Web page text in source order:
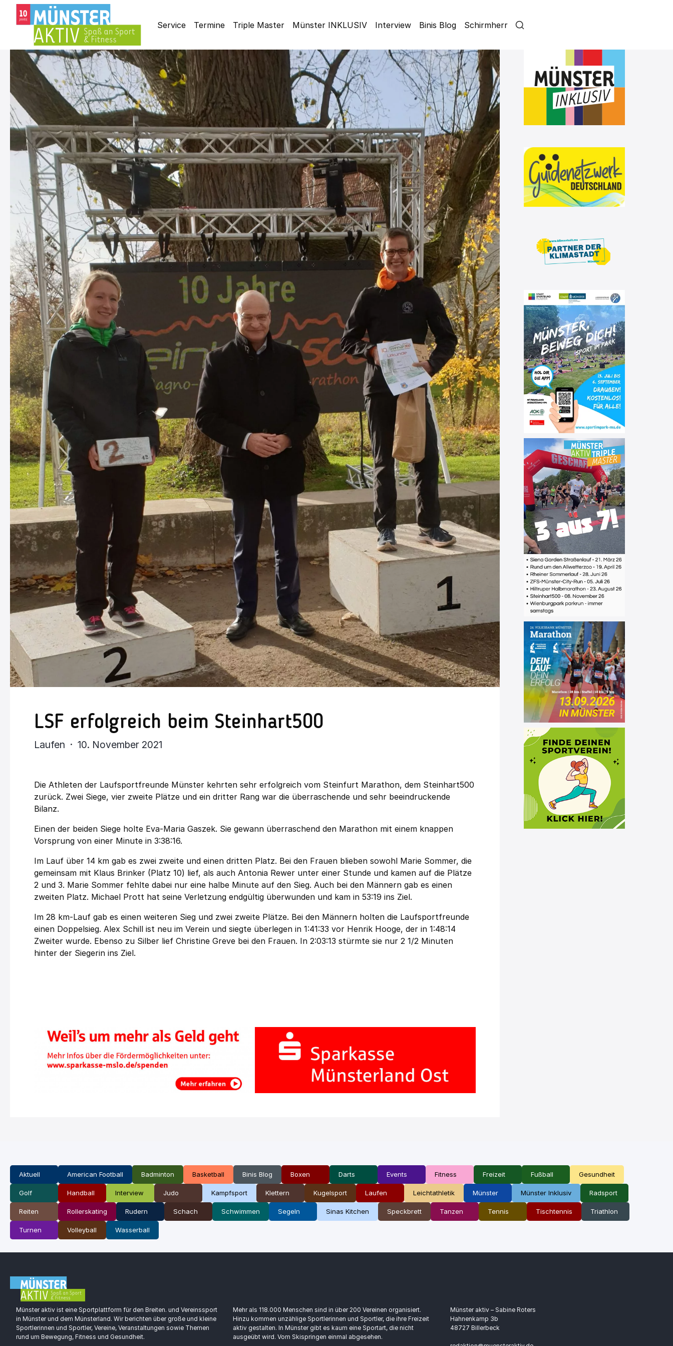
Service Termine Triple Master Münster INKLUSIV Interview Binis Blog Schirmherr
LSF erfolgreich beim Steinhart500
Laufen · 10. November 2021
Die Athleten der Laufsportfreunde Münster kehrten sehr erfolgreich vom Steinfurt Marathon, dem Steinhart500
zurück. Zwei Siege, vier zweite Plätze und ein dritter Rang war die überraschende und sehr beeindruckende
Bilanz.
Einen der beiden Siege holte Eva-Maria Gaszek. Sie gewann überraschend den Marathon mit einem knappen
Vorsprung von einer Minute in 3:38:16.
Im Lauf über 14 km gab es zwei zweite und einen dritten Platz. Bei den Frauen blieben sowohl Marie Sommer, die
gemeinsam mit Klaus Brinker (Platz 10) lief, als auch Antonia Rewer unter einer Stunde und kamen auf die Plätze
2 und 3. Marie Sommer fehlte dabei nur eine halbe Minute auf den Sieg. Auch bei den Männern gab es einen
zweiten Platz. Michael Prott hat seine Verletzung endgültig überwunden und kam in 53:19 ins Ziel.
Im 28 km-Lauf gab es einen weiteren Sieg und zwei zweite Plätze. Bei den Männern holten die Laufsportfreunde
einen Doppelsieg. Alex Schill ist neu im Verein und siegte überlegen in 1:41:33 vor Henrik Hooge, der in 1:48:14
Zweiter wurde. Ebenso zu Silber lief Christine Greve bei den Frauen. In 2:03:13 stürmte sie nur 2 1/2 Minuten
hinter der Siegerin ins Ziel.
Aktuell American Football Badminton Basketball Binis Blog Boxen Darts Events Fitness Freizeit Fußball Gesundheit
Golf Handball Interview Judo Kampfsport Klettern Kugelsport Laufen Leichtathletik Münster Münster Inklusiv Radsport
Reiten Rollerskating Rudern Schach Schwimmen Segeln Sinas Kitchen Speckbrett Tanzen Tennis Tischtennis Triathlon
Turnen Volleyball Wasserball
Münster aktiv ist eine Sportplattform für den Breiten. und Vereinssport
in Münster und dem Münsterland. Wir berichten über große und kleine
Sportlerinnen und Sportler, Vereine, Veranstaltungen sowie Themen
rund um Bewegung, Fitness und Gesundheit.
Mehr als 118.000 Menschen sind in über 200 Vereinen organisiert.
Hinzu kommen unzählige Sportlerinnen und Sportler, die ihre Freizeit
aktiv gestalten. In Münster gibt es kaum eine Sportart, die nicht
ausgeübt wird. Vom Skispringen einmal abgesehen.
Münster aktiv – Sabine Roters
Hahnenkamp 3b
48727 Billerbeck